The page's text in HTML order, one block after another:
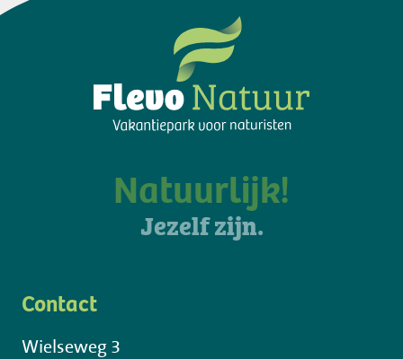
Natuurlijk!
Jezelf zijn.
Contact
Wielseweg 3